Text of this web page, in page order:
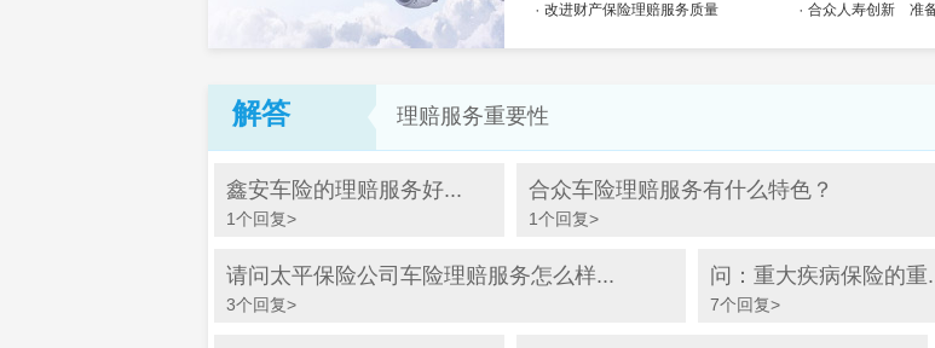
改进财产保险理赔服务质量
合众人寿创新 准
解答 理赔服务重要性
鑫安车险的理赔服务好...
1个回复>
合众车险理赔服务有什么特色？
1个回复>
请问太平保险公司车险理赔服务怎么样...
3个回复>
问：重大疾病保险的重
7个回复>